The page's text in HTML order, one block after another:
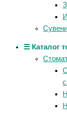
☰ Каталог